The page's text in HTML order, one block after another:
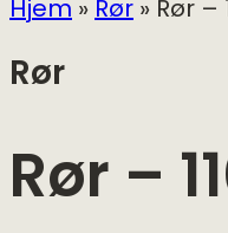
Hjem»Rør» Rør –
Rør
Rør –